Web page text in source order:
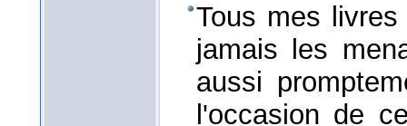
Tous mes
jamais les
aussi
l'occasion de